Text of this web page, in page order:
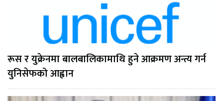
रूस र युक्रेनमा बालबालिकामाथि हुने आक्रमण अन्त्य गर्न
युनिसेफको आह्वान